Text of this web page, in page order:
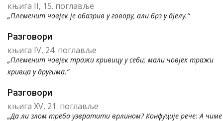
књига II, 15. поглавље
„Племенит човјек је обазрив у говору, али брз у дјелу.“
Разговори
књига IV, 24. поглавље
„Племенит човјек тражи кривицу у себи; мали човјек тражи
кривца у другима.“
Разговори
књига XV, 21. поглавље
„Да ли злом треба узвратити врлином? Конфуције рече: А чиме